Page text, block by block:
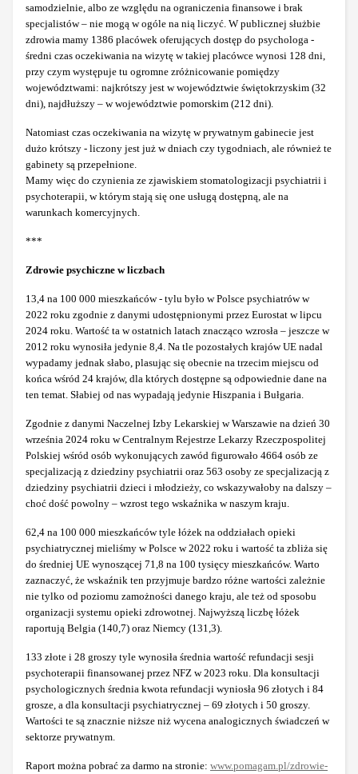
samodzielnie, albo ze względu na ograniczenia finansowe i brak
specjalistów – nie mogą w ogóle na nią liczyć. W publicznej służbie
zdrowia mamy 1386 placówek oferujących dostęp do psychologa -
średni czas oczekiwania na wizytę w takiej placówce wynosi 128 dni,
przy czym występuje tu ogromne zróżnicowanie pomiędzy
województwami: najkrótszy jest w województwie świętokrzyskim (32
dni), najdłuższy – w województwie pomorskim (212 dni).
Natomiast czas oczekiwania na wizytę w prywatnym gabinecie jest
dużo krótszy - liczony jest już w dniach czy tygodniach, ale również te
gabinety są przepełnione.
Mamy więc do czynienia ze zjawiskiem stomatologizacji psychiatrii i
psychoterapii, w którym stają się one usługą dostępną, ale na
warunkach komercyjnych.
***
Zdrowie psychiczne w liczbach
13,4 na 100 000 mieszkańców - tylu było w Polsce psychiatrów w
2022 roku zgodnie z danymi udostępnionymi przez Eurostat w lipcu
2024 roku. Wartość ta w ostatnich latach znacząco wzrosła – jeszcze w
2012 roku wynosiła jedynie 8,4. Na tle pozostałych krajów UE nadal
wypadamy jednak słabo, plasując się obecnie na trzecim miejscu od
końca wśród 24 krajów, dla których dostępne są odpowiednie dane na
ten temat. Słabiej od nas wypadają jedynie Hiszpania i Bułgaria.
Zgodnie z danymi Naczelnej Izby Lekarskiej w Warszawie na dzień 30
września 2024 roku w Centralnym Rejestrze Lekarzy Rzeczpospolitej
Polskiej wśród osób wykonujących zawód figurowało 4664 osób ze
specjalizacją z dziedziny psychiatrii oraz 563 osoby ze specjalizacją z
dziedziny psychiatrii dzieci i młodzieży, co wskazywałoby na dalszy –
choć dość powolny – wzrost tego wskaźnika w naszym kraju.
62,4 na 100 000 mieszkańców tyle łóżek na oddziałach opieki
psychiatrycznej mieliśmy w Polsce w 2022 roku i wartość ta zbliża się
do średniej UE wynoszącej 71,8 na 100 tysięcy mieszkańców. Warto
zaznaczyć, że wskaźnik ten przyjmuje bardzo różne wartości zależnie
nie tylko od poziomu zamożności danego kraju, ale też od sposobu
organizacji systemu opieki zdrowotnej. Najwyższą liczbę łóżek
raportują Belgia (140,7) oraz Niemcy (131,3).
133 złote i 28 groszy tyle wynosiła średnia wartość refundacji sesji
psychoterapii finansowanej przez NFZ w 2023 roku. Dla konsultacji
psychologicznych średnia kwota refundacji wyniosła 96 złotych i 84
grosze, a dla konsultacji psychiatrycznej – 69 złotych i 50 groszy.
Wartości te są znacznie niższe niż wycena analogicznych świadczeń w
sektorze prywatnym.
Raport można pobrać za darmo na stronie: www.pomagam.pl/zdrowie-